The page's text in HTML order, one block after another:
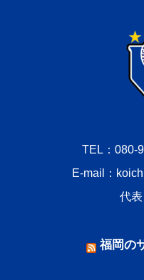
TEL：080-
E-mail：
代
福岡の